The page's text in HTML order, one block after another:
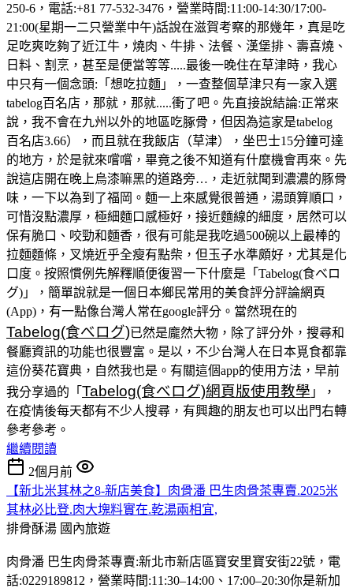
250-6，電話:+81 77-532-3476，營業時間:11:00-14:30/17:00-
21:00(星期一二只營業中午)話說在滋賀考察的那幾年，真是吃
足吃爽吃夠了近江牛，燒肉、牛排、法餐、漢堡排、壽喜燒、
日料、割烹，甚至是便當等等.....最後一晚住在草津時，我心
中只有一個念頭:「想吃拉麵」，一查整個草津只有一家入選
tabelog百名店，那就，那就.....衝了吧。先直接說結論:正常來
說，我不會在九州以外的地區吃䐁骨，但因為這家是tabelog
百名店3.66），而且就在我飯店（草津），坐巴士15分鐘可達
的地方，於是就來嚐嚐，畢竟之後不知道有什麼機會再來。先
說這店開在晚上烏漆嘛黑的道路旁…，走近就聞到濃濃的豚骨
味，一下以為到了福岡。麵一上來感覺很普通，湯頭算順口，
可惜沒點濃厚，極細麵口感極好，接近麵線的細度，居然可以
保有脆口、咬勁和麵香，很有可能是我吃過500碗以上最棒的
拉麵麵條，叉燒近乎全瘦有點柴，但玉子水準頗好，尤其是化
口度。按照慣例先解釋順便復習一下什麼是「Tabelog(食べロ
グ)」，簡單說就是一個日本鄉民常用的美食評分評論網頁
(App)，有一點像台灣人常在google評分。當然現在的
Tabelog(食べログ)已然是龐然大物，除了評分外，搜尋和
餐廳資訊的功能也很豐富。是以，不少台灣人在日本覓食都靠
這份葵花寶典，自然我也是。有關這個app的使用方法，早前
我分享過的「 Tabelog(食べログ)網頁版使用教學 」，
在疫情後每天都有不少人搜尋，有興趣的朋友也可以出門右轉
參考參考。
繼續閱讀
2個月前
【新北米其林之8-新店美食】肉骨潘 巴生肉骨茶專賣.2025米
其林必比登.肉大塊料實在.乾湯兩相宜,
排骨酥湯 國內旅遊
肉骨潘 巴生肉骨茶專賣:新北市新店區寶安里寶安街22號，電
話:0229189812，營業時間:11:30–14:00、17:00–20:30你是新加